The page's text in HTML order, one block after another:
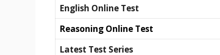
English Online Test
Reasoning Online Test
Latest Test Series